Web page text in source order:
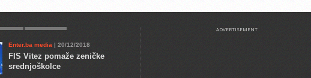
Enter.ba media | 20/12/2018
FIS Vitez pomaže zeničke
srednjoškolce
ADVERTISEMENT